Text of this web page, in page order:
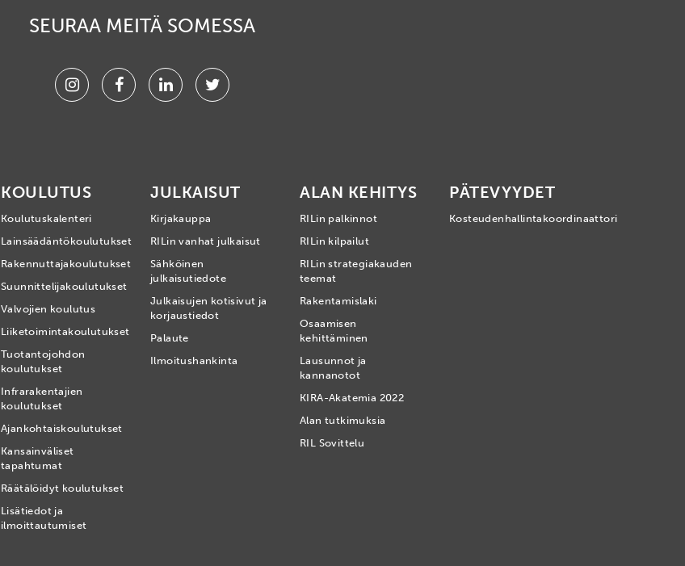
SEURAA MEITÄ SOMESSA
InstagramFacebookLinkedinTwitter
KOULUTUS
Koulutuskalenteri
Lainsäädäntökoulutukset
Rakennuttajakoulutukset
Suunnittelijakoulutukset
Valvojien koulutus
Liiketoimintakoulutukset
Tuotantojohdon
koulutukset
Infrarakentajien
koulutukset
Ajankohtaiskoulutukset
Kansainväliset
tapahtumat
Räätälöidyt koulutukset
Lisätiedot ja
ilmoittautumiset
JULKAISUT
Kirjakauppa
RILin vanhat julkaisut
Sähköinen
julkaisutiedote
Julkaisujen kotisivut ja
korjaustiedot
Palaute
Ilmoitushankinta
ALAN KEHITYS
RILin palkinnot
RILin kilpailut
RILin strategiakauden
teemat
Rakentamislaki
Osaamisen
kehittäminen
Lausunnot ja
kannanotot
KIRA-Akatemia 2022
Alan tutkimuksia
RIL Sovittelu
PÄTEVYYDET
Kosteudenhallintakoordinaattori